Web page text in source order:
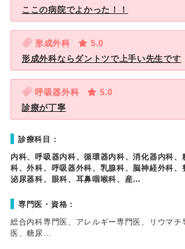
ここの病院でよかった！！
形成外科
5.0
形成外科ならダントツで上手い先生です
呼吸器外科
5.0
診療が丁寧
診療科目：
内科、呼吸器内科、循環器内科、消化器内科
科、外科、呼吸器外科、乳腺科、脳神経外科、
泌尿器科、眼科、耳鼻咽喉科、産…
専門医・資格：
総合内科専門医、アレルギー専門医、リウマ
医、糖尿…